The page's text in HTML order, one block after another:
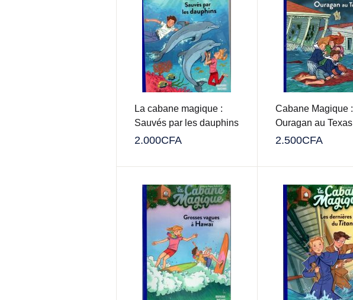
La cabane magique :
Sauvés par les dauphins
2.000CFA
Cabane Magique :
Ouragan au Texas
2.500CFA